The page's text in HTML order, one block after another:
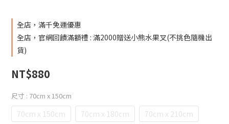
全店，滿千免運優惠
全店，官網回饋滿額禮 : 滿2000贈送小熊水果叉(不挑色隨機出
貨)
NT$880
尺寸 : 70cm x 150cm
70cm x 150cm 70cm x 180cm 70cm x 210cm